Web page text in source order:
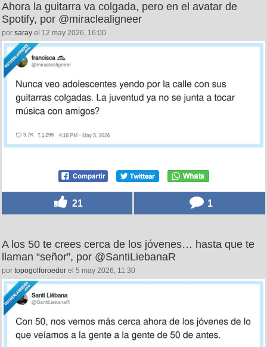
Ahora la guitarra va colgada, pero en el avatar de
Spotify, por @miraclealigneer
por saray el 12 may 2026, 16:00
21 1
A los 50 te crees cerca de los jóvenes… hasta que te
llaman “señor”, por @SantiLiebanaR
por topogolforoedor el 5 may 2026, 11:30